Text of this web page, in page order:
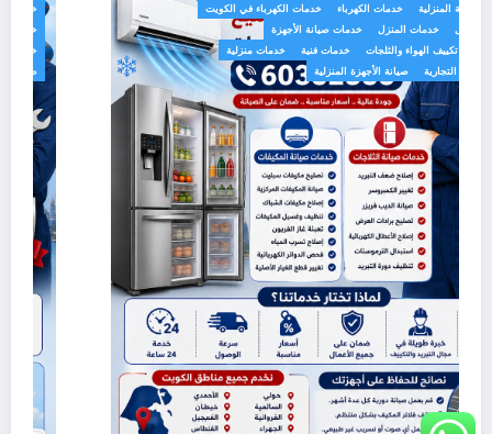
خدمات الصيانة المنزلية
خدمات الكهرباء
خدمات الكهرباء في الكويت
خدمات المنازل
خدمات المنزل
خدمات صيانة الأجهزة
خدمات صيانة تكييف الهواء والثلجات
خدمات فنية
خدمات منزلية
صيانة الأجهزة التجارية
صيانة الأجهزة المنزلية